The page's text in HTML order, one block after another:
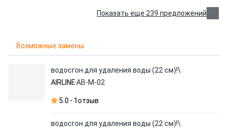
Показать еще 239 предложений
Возможные замены
водосгон для удаления воды (22 см)!\
AIRLINEAB-M-02
5.0 1отзыв
водосгон для удаления воды (22 см)!\